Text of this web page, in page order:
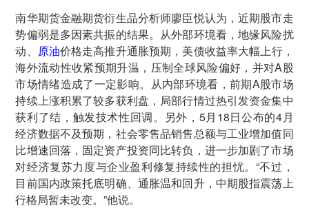
南华期货金融期货衍生品分析师廖臣悦认为，近期股市走
势偏弱是多因素共振的结果。从外部环境看，地缘风险扰
动、 原油价格走高推升通胀预期，美债收益率大幅上行，
海外流动性收紧预期升温，压制全球风险偏好，并对A股
市场情绪造成了一定影响。从内部环境看，前期A股市场
持续上涨积累了较多获利盘，局部行情过热引发资金集中
获利了结，触发技术性回调。另外，5月18日公布的4月
经济数据不及预期，社会零售品销售总额与工业增加值同
比增速回落，固定资产投资同比转负，进一步加剧了市场
对经济复苏力度与企业盈利修复持续性的担忧。“不过，
目前国内政策托底明确、通胀温和回升，中期股指震荡上
行格局暂未改变。”他说。